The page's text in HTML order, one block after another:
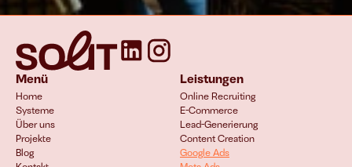
Menü
Home
Systeme
Über uns
Projekte
Blog
Leistungen
Online Recruiting
E-Commerce
Lead-Generierung
Content Creation
Google Ads